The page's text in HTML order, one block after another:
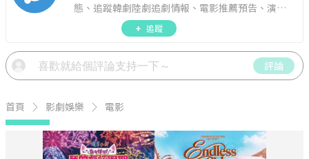
態、追蹤韓劇陸劇追劇情報、電影推薦預告、演藝
圈話題，演唱會見面會最新資訊，讓你追星零時
追蹤
評論
首頁 影劇娛樂 電影